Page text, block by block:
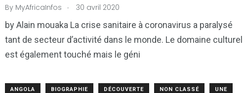
By MyAfricaInfos . 30 avril 2020
by Alain mouaka La crise sanitaire à coronavirus a paralysé
tant de secteur d’activité dans le monde. Le domaine culturel
est également touché mais le géni
ANGOLA BIOGRAPHIE DÉCOUVERTE NON CLASSÉ UNE